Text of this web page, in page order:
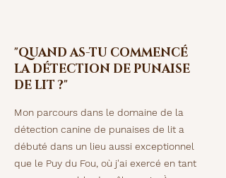
"QUAND AS-TU COMMENCÉ
LA DÉTECTION DE PUNAISE
DE LIT ?"
Mon parcours dans le domaine de la
détection canine de punaises de lit a
débuté dans un lieu aussi exceptionnel
que le Puy du Fou, où j'ai exercé en tant